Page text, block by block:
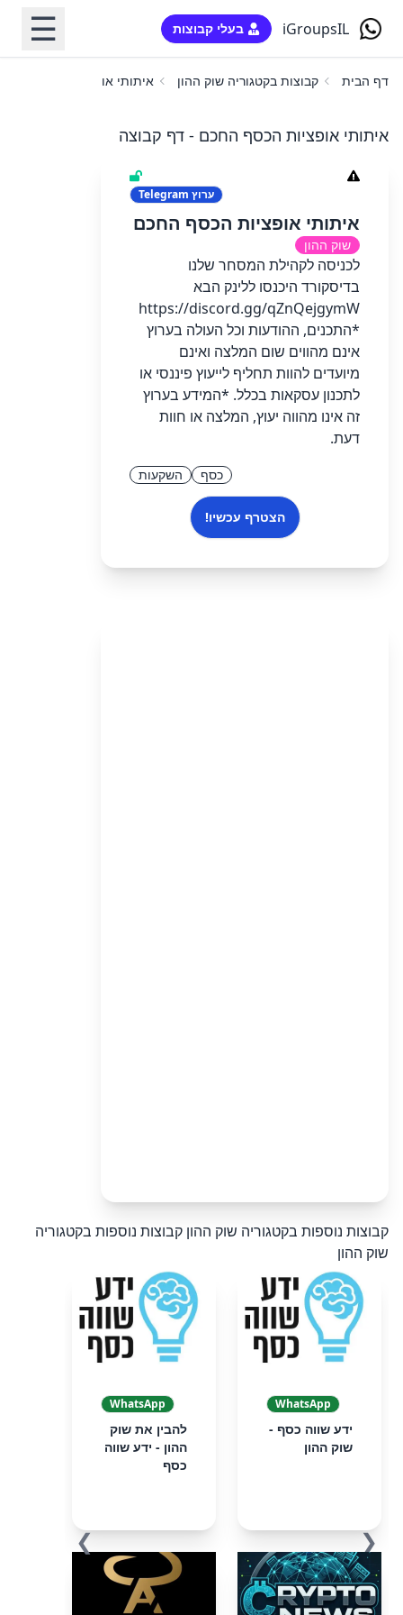
iGroupsIL בעלי קבוצות ☰
דף הבית קבוצות בקטגוריה שוק ההון איתותי אופציות הכסף החכם
איתותי אופציות הכסף החכם - דף קבוצה
ערוץ
איתותי אופציות הכסף החכם
שוק ההון
לכניסה לקהילת המסחר שלנו
בדיסקורד היכנסו ללינק הבא
https://discord.gg/qZnQejgymW
*התכנים, ההודעות וכל העולה בערוץ
אינם מהווים שום המלצה ואינם
מיועדים להוות תחליף לייעוץ פיננסי או
לתכנון עסקאות בכלל. *המידע בערוץ
זה אינו מהווה יעוץ, המלצה או חוות
דעת.
כסף השקעות
הצטרף עכשיו!
קבוצות נוספות בקטגוריה שוק ההון קבוצות נוספות בקטגוריה
שוק ההון
❮
WhatsApp
ידע שווה כסף -
שוק ההון
WhatsApp
להבין את שוק
ההון - ידע שווה
כסף
❯